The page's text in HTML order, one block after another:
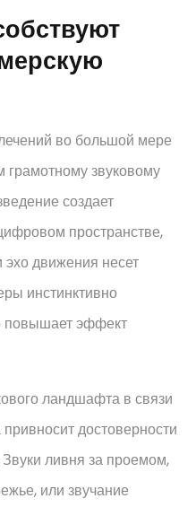
во большой мере
грамотному звуковому
создает
пространстве,
эхо движения несет
инстинктивно
повышает эффект
ландшафта в связи
достоверности
ливня за проемом,
или звучание